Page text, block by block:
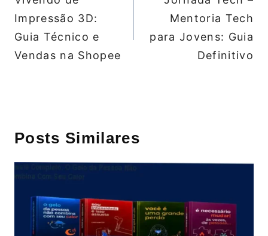
Post
Impressão 3D:
Guia Técnico e
Vendas na Shopee
Mentoria Tech
para Jovens: Guia
Definitivo
Posts Similares